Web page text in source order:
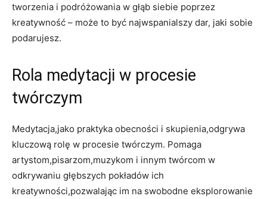
tworzenia i podróżowania w głąb siebie poprzez
kreatywność – może to być najwspanialszy dar, jaki sobie
podarujesz.
Rola medytacji w procesie
twórczym
Medytacja,jako praktyka obecności i skupienia,odgrywa
kluczową rolę w procesie twórczym. Pomaga
artystom,pisarzom,muzykom i innym twórcom w
odkrywaniu głębszych pokładów ich
kreatywności,pozwalając im na swobodne eksplorowanie